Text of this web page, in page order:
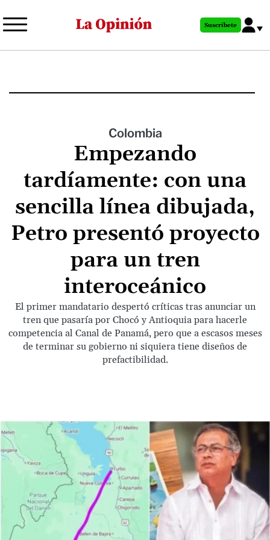
al
principal
Suscríbete
Colombia
Empezando
tardíamente: con una
sencilla línea dibujada,
Petro presentó proyecto
para un tren
interoceánico
El primer mandatario despertó críticas tras anunciar un
tren que pasaría por Chocó y Antioquia para hacerle
competencia al Canal de Panamá, pero que a escasos meses
de terminar su gobierno ni siquiera tiene diseños de
prefactibilidad.